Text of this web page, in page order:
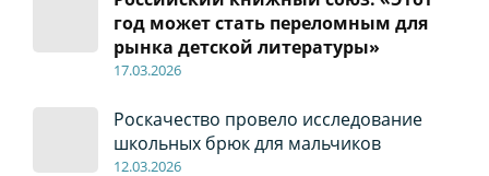
год может стать переломным для
рынка детской литературы»
17.03.2026
Роскачество провело исследование
школьных брюк для мальчиков
12.03.2026